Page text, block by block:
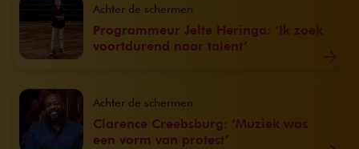
Programmeur Jelte Heringa: ‘Ik zoek
voortdurend naar talent’
Achter de schermen
Clarence Creebsburg: ‘Muziek was
een vorm van protest’
Achter de schermen